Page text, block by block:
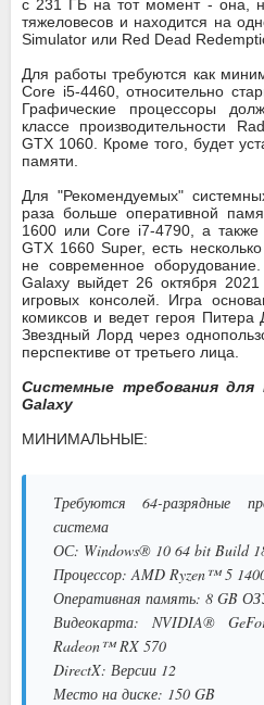
с 231 ГБ на тот момент - она,
тяжеловесов и находится на
Simulator или Red Dead
Для работы требуются как
Core i5-4460, относительно
Графические процессоры
классе производительности
GTX 1060. Кроме того, будет
памяти.
Для "Рекомендуемых"
раза больше оперативной
1600 или Core i7-4790, а
GTX 1660 Super, есть
не современное
Galaxy выйдет 26 октября
игровых консолей. Игра
комиксов и ведет героя
Звездный Лорд через
перспективе от третьего лица.
Системные требования для
Galaxy
МИНИМАЛЬНЫЕ:
Требуются 64-разрядные
система
ОС: Windows® 10 64 bit Build
Процессор: AMD Ryzen™ 5
Оперативная память: 8 GB
Видеокарта: NVIDIA®
Radeon™ RX 570
DirectX: Версии 12
Место на диске: 150 GB